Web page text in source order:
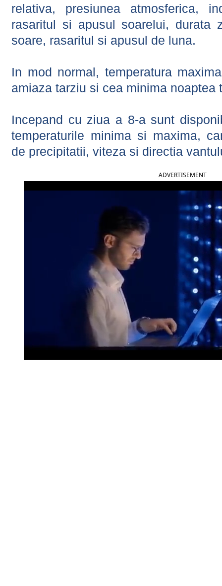
relativa, presiunea atmosferica,
rasaritul si apusul soarelui, durata
soare, rasaritul si apusul de luna.
In mod normal, temperatura
amiaza tarziu si cea minima noaptea
Incepand cu ziua a 8-a sunt
temperaturile minima si maxima,
de precipitatii, viteza si directia
ADVERTISEMENT